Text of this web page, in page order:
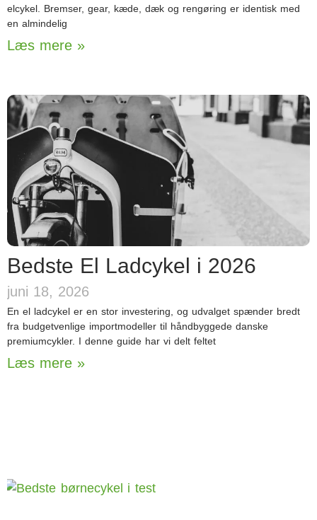
elcykel. Bremser, gear, kæde, dæk og rengøring er identisk med
en almindelig
Læs mere »
Bedste El Ladcykel i 2026
juni 18, 2026
En el ladcykel er en stor investering, og udvalget spænder bredt
fra budgetvenlige importmodeller til håndbyggede danske
premiumcykler. I denne guide har vi delt feltet
Læs mere »